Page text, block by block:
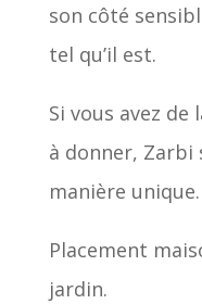
son côté
tel qu’il est.
Si vous avez de
à donner, Zarbi
manière unique.
Placement
jardin.